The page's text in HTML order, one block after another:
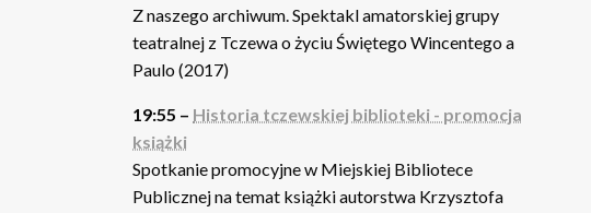
Z naszego archiwum. Spektakl amatorskiej grupy
teatralnej z Tczewa o życiu Świętego Wincentego a
Paulo (2017)
19:55 – Historia tczewskiej biblioteki - promocja
książki
Spotkanie promocyjne w Miejskiej Bibliotece
Publicznej na temat książki autorstwa Krzysztofa